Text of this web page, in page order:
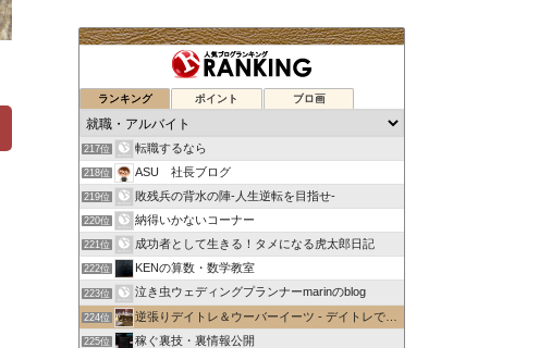
ランキング ポイント ブロ画
217位 転職するなら
218位 ASU 社長ブログ
219位 敗残兵の背水の陣-人生逆転を目指せ-
220位 納得いかないコーナー
221位 成功者として生きる！タメになる虎太郎日記
222位 KENの算数・数学教室
223位 泣き虫ウェディングプランナーmarinのblog
224位 逆張りデイトレ＆ウーバーイーツ - デイトレで1日1万円稼ぐ
225位 稼ぐ裏技・裏情報公開